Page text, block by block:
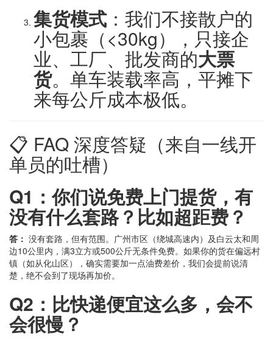
集货模式 ：我们不接散户的
小包裹（<30kg），只接企
业、工厂、批发商的大票
货。单车装载率高，平摊下
来每公斤成本极低。
📋 FAQ 深度答疑（来自一线开
单员的吐槽）
Q1：你们说免费上门提货，有
没有什么套路？比如超距费？
答： 没有套路，但有范围。广州市区（绕城高速内）及白云太和周
边10公里内，满3立方或500公斤无条件免费。如果你的货在偏远村
镇（如从化山区），确实需要加一点油费差价，我们会提前说清
楚，绝不会到了现场再加价。
Q2：比快递便宜这么多，会不
会很慢？